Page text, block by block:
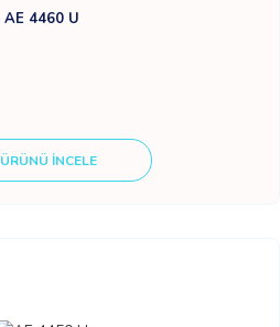
AE 4460 U
ÜRÜNÜ İNCELE